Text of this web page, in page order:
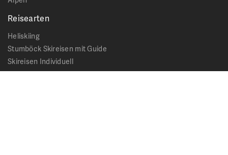
Reisearten
Heliskiing
Stumböck Skireisen mit Guide
Skireisen Individuell
Catskiing